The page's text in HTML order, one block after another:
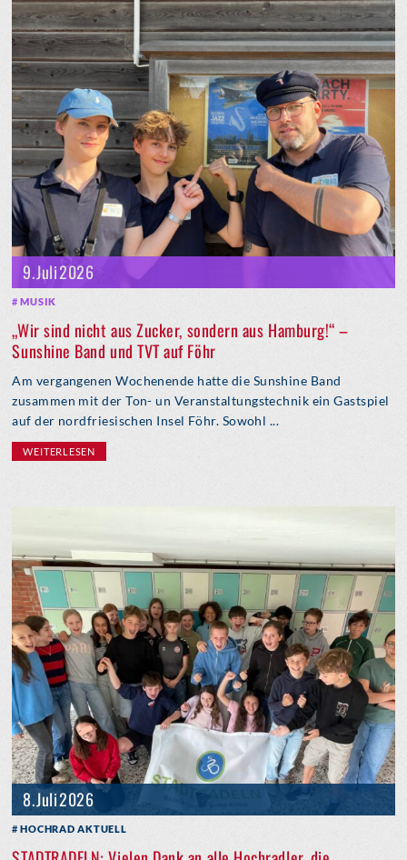
9. Juli 2026
MUSIK
„Wir sind nicht aus Zucker, sondern aus Hamburg!“ –
Sunshine Band und TVT auf Föhr
Am vergangenen Wochenende hatte die Sunshine Band
zusammen mit der Ton- un Veranstaltungstechnik ein Gastspiel
auf der nordfriesischen Insel Föhr. Sowohl ...
WEITERLESEN
8. Juli 2026
HOCHRAD AKTUELL